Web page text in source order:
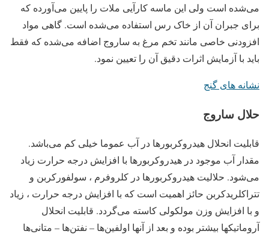
می‌شده است ولی این ماسه کارآیی ملات را پایین می‌آورده که
برای جبران آن از خاک رس استفاده می‌شده است. گاهی مواد
افزودنی خاصی مانند تخم مرغ به ساروج اضافه می‌شده که فقط
باید با آزمایش اثرات دقیق آن را تعیین نمود.
نشانه های گنج
حلال ساروج
قابلیت انحلال هیدروکربورها در آب عموما خیلی کم می‌باشد.
مقدار آب موجود در هیدروکربورها با افزایش درجه حرارت زیاد
می‌شود. حلالیت هیدروکربورها در کلروفرم ، سولفورکربن و
تتراکلریدکربن حائز اهمیت است که با افزایش درجه حرارت ، زیاد
و با افزایش وزن مولکولی کاسته می‌گردد. قابلیت انحلال
آروماتیکها بیشتر بوده و بعد از آنها اولفین‌ها – نفتن‌ها – متانی‌ها